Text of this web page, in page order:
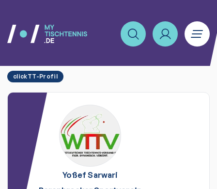
clickTT-Profil
Yoßef Sarwari